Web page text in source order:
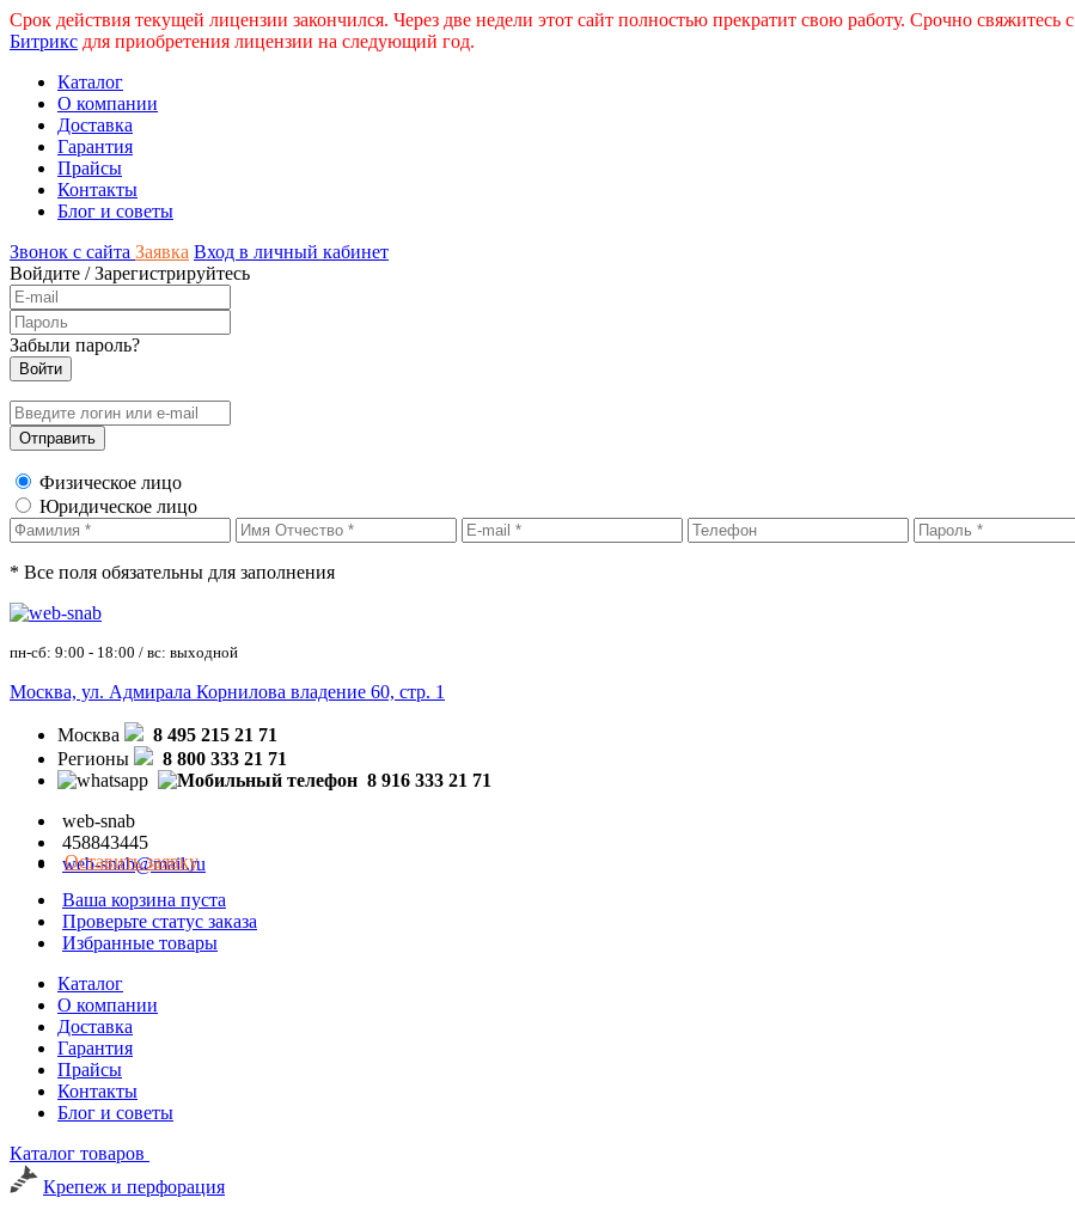
Срок действия текущей лицензии закончился. Через две недели этот сайт полностью прекратит свою работу. Срочно свяжитесь с
Битрикс для приобретения лицензии на следующий год.
Каталог
О компании
Доставка
Гарантия
Прайсы
Контакты
Блог и советы
Звонок с сайта Заявка Вход в личный кабинет
Войдите /Зарегистрируйтесь
Забыли пароль?
Физическое лицо
Юридическое лицо
* Все поля обязательны для заполнения
пн-сб: 9:00 - 18:00 / вс: выходной
Москва, ул. Адмирала Корнилова владение 60, стр. 1
Москва
8 495 215 21 71
Регионы
8 800 333 21 71
8 916 333 21 71
web-snab
458843445
web-snab@mail.ru
Оставить заявку
Ваша корзина пуста
Проверьте статус заказа
Избранные товары
Каталог
О компании
Доставка
Гарантия
Прайсы
Контакты
Блог и советы
Каталог товаров
Крепеж и перфорация